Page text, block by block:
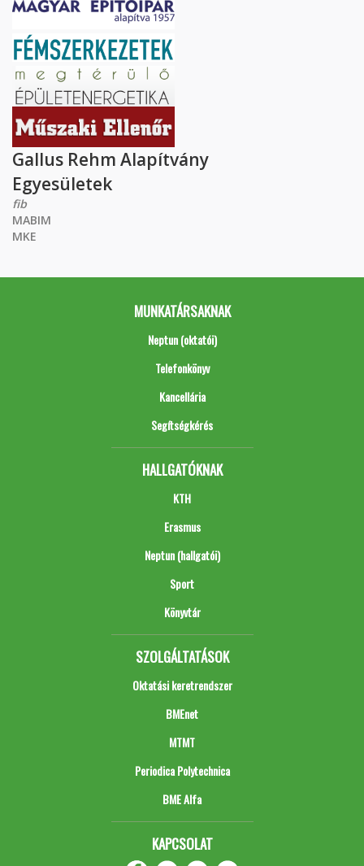
Gallus Rehm Alapítvány
Egyesületek
fib
MABIM
MKE
MUNKATÁRSAKNAK
Neptun (oktatói)
Telefonkönyv
Kancellária
Segítségkérés
HALLGATÓKNAK
KTH
Erasmus
Neptun (hallgatói)
Sport
Könyvtár
SZOLGÁLTATÁSOK
Oktatási keretrendszer
BMEnet
MTMT
Periodica Polytechnica
BME Alfa
KAPCSOLAT